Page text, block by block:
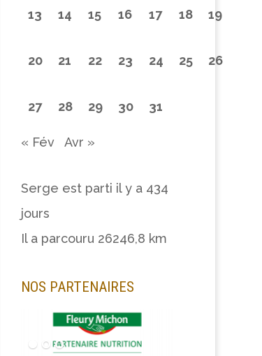
13 14 15 16 17 18 19
20 21 22 23 24 25 26
27 28 29 30 31
« Fév Avr »
Serge est parti il y a 434
jours
Il a parcouru 26246,8 km
NOS PARTENAIRES